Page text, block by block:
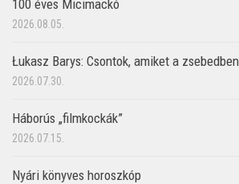
100 éves Micimackó
2026.08.05.
Łukasz Barys: Csontok, amiket a
2026.07.30.
Háborús „filmkockák”
2026.07.15.
Nyári könyves horoszkóp